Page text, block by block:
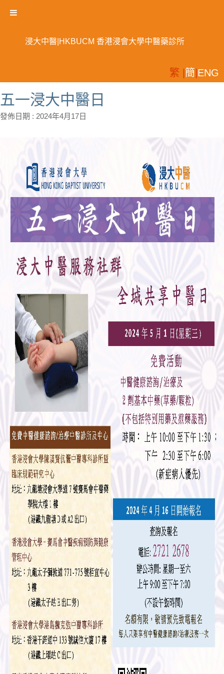
五一浸大中醫日
發佈日期 : 2024年4月17日
浸大中醫|HKBUCM 香港浸會大學中醫藥診所
繁 | 簡 ENG